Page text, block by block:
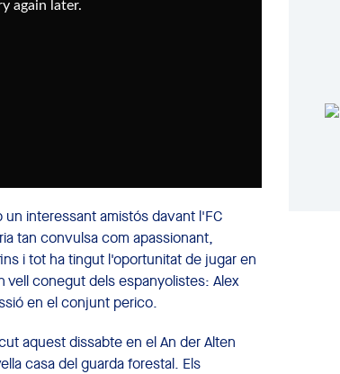
un interessant amistós davant l'FC
tan convulsa com apassionant,
i tot ha tingut l'oportunitat de jugar en
vell conegut dels espanyolistes: Alex
en el conjunt perico.
aquest dissabte en el An der Alten
casa del guarda forestal. Els